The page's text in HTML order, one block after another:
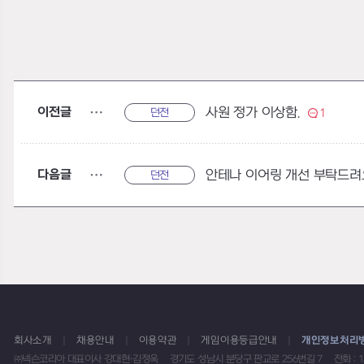
이전글 던전 사원 정가 이상함. 1
다음글 던전 안테나 이어링 개선 부탁드려
회사소개 채용안내 이용약관 게임이용등급안내
개인정보처리
㈜넥슨코리아 대표이사 강대현·김정욱
경기도 성남시 분당구 판교로 256번길 7 전화 :